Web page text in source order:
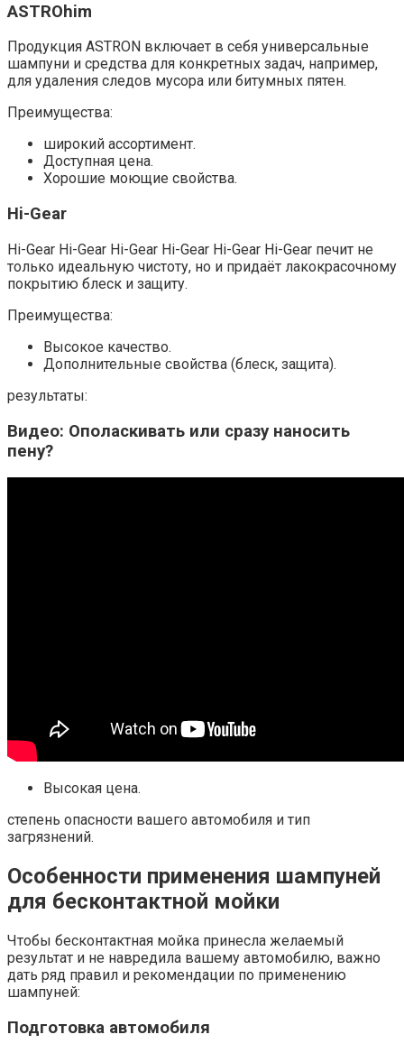
ASTROhim
Продукция ASTRON включает в себя универсальные
шампуни и средства для конкретных задач, например,
для удаления следов мусора или битумных пятен.​
Преимущества:
широкий ассортимент.
Доступная цена.​
Хорошие моющие свойства.​
Hi-Gear
Hi-Gear Hi-Gear Hi-Gear Hi-Gear Hi-Gear Hi-Gear печит не
только идеальную чистоту, но и придаёт лакокрасочному
покрытию блеск и защиту.​
Преимущества:
Высокое качество.​
Дополнительные свойства (блеск, защита).​
результаты:
Видео: Ополаскивать или сразу наносить
пену?
Высокая цена.​
степень опасности вашего автомобиля и тип
загрязнений.​
Особенности применения шампуней
для бесконтактной мойки
Чтобы бесконтактная мойка принесла желаемый
результат и не навредила вашему автомобилю, важно
дать ряд правил и рекомендации по применению
шампуней:
Подготовка автомобиля